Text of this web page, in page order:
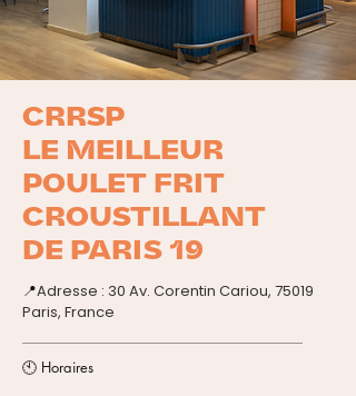
CRRSP
LE MEILLEUR
POULET FRIT
CROUSTILLANT
DE PARIS 19
📍Adresse : 30 Av. Corentin Cariou, 75019
Paris, France
🕙 Horaires